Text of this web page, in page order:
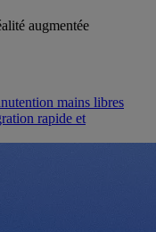
augmentée
mains libres
rapide et